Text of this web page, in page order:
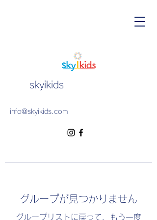
skyikids
info@skyikids.com
グループが見つかりません
グループリストに戻って、もう一度